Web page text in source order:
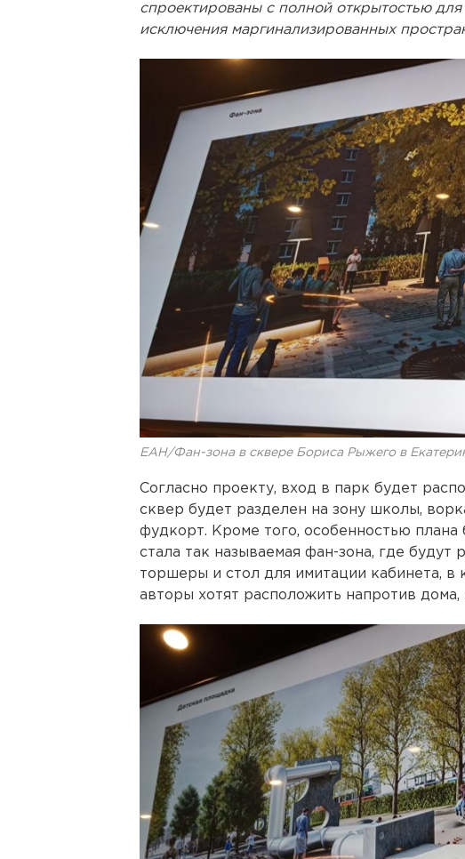
спроектированы с полной открытостью для
исключения маргинализированных
ЕАН/Фан-зона в сквере Бориса Рыжего в
Согласно проекту, вход в парк будет
сквер будет разделен на зону школы,
фудкорт. Кроме того, особенностью плана
стала так называемая фан-зона, где будут
торшеры и стол для имитации кабинета, в
авторы хотят расположить напротив